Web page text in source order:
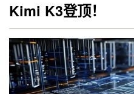
Kimi K3登顶！